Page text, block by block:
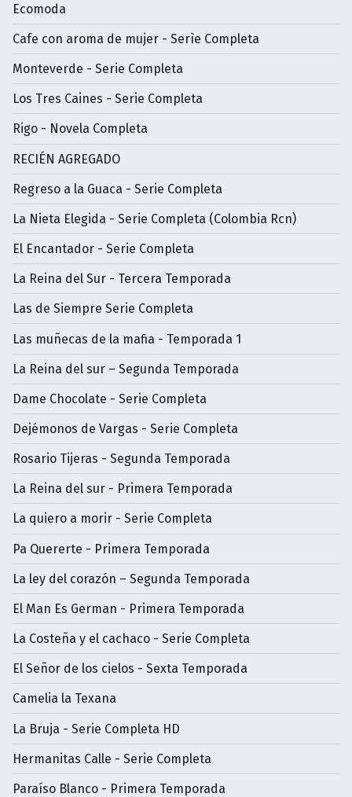
Ecomoda
Cafe con aroma de mujer - Serìe Completa
Monteverde - Serie Completa
Los Tres Caines - Serie Completa
Rigo - Novela Completa
RECIÉN AGREGADO
Regreso a la Guaca - Serie Completa
La Nieta Elegida - Serie Completa (Colombia Rcn)
El Encantador - Serie Completa
La Reina del Sur - Tercera Temporada
Las de Siempre Serie Completa
Las muñecas de la mafia - Temporada 1
La Reina del sur – Segunda Temporada
Dame Chocolate - Serie Completa
Dejémonos de Vargas - Serie Completa
Rosario Tijeras - Segunda Temporada
La Reina del sur - Primera Temporada
La quiero a morir - Serie Completa
Pa Quererte - Primera Temporada
La ley del corazón – Segunda Temporada
El Man Es German - Primera Temporada
La Costeña y el cachaco - Serie Completa
El Señor de los cielos - Sexta Temporada
Camelia la Texana
La Bruja - Serie Completa HD
Hermanitas Calle - Serie Completa
Paraíso Blanco - Primera Temporada